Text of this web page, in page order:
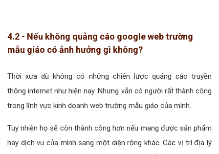
4.2 - Nếu không quảng cáo google web trường
mẫu giáo có ảnh hưởng gì không?
Thời xưa dù không có những chiến lược quảng cáo truyền
thông internet như hiện nay. Nhưng vẫn có người rất thành công
trong lĩnh vực kinh doanh web trường mẫu giáo của mình.
Tuy nhiên họ sẽ còn thành công hơn nếu mang được sản phẩm
hay dịch vụ của mình sang một diện rộng khác. Các vị trí địa lý